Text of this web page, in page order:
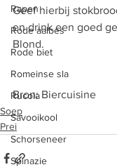
Rapen
Rode aalbes
Rode biet
Romeinse sla
Rucola
Savooikool
Schorseneer
Spinazie
Geef hierbij
en drink een goed
Blond.
Bron: Biercuisine
Soep
Prei